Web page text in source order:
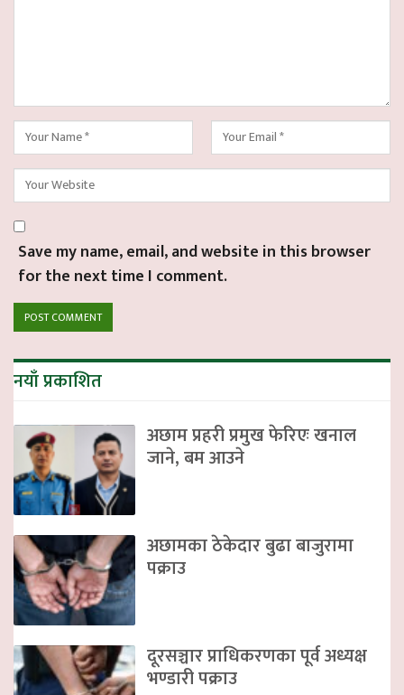
Save my name, email, and website in this browser
for the next time I comment.
नयाँ प्रकाशित
अछाम प्रहरी प्रमुख फेरिएः खनाल
जाने, बम आउने
अछामका ठेकेदार बुढा बाजुरामा
पक्राउ
दूरसञ्चार प्राधिकरणका पूर्व अध्यक्ष
भण्डारी पक्राउ